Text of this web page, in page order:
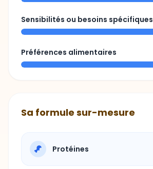
Sensibilités ou besoins spécifiques
Préférences alimentaires
Sa formule sur-mesure
Protéines